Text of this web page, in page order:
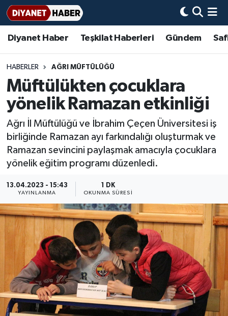
Diyanet Haber Teşkilat Haberleri Gündem
HABERLER AĞRI MÜFTÜLÜĞÜ
Müftülükten çocuklara
yönelik Ramazan etkinliği
Ağrı İl Müftülüğü ve İbrahim Çeçen Üniversitesi iş
birliğinde Ramazan ayı farkındalığı oluşturmak ve
Ramazan sevincini paylaşmak amacıyla çocuklara
yönelik eğitim programı düzenledi.
13.04.2023 - 15:43
YAYINLANMA
1 DK
OKUNMA SÜRESI
Diyanet Haber
Teşkilat Haberleri
Adana Müftülüğü
Adıyaman Müftülüğü
Afyonkarahisar Müftülüğü
Ağrı Müftülüğü
Aksaray Müftülüğü
Amasya Müftülüğü
Ankara Müftülüğü
Antalya Müftülüğü
Ardahan Müftülüğü
Artvin Müftülüğü
Aydın Müftülüğü
Gündem
#Keşfet
Bir Ayet
Bir Hikaye
Biyografiler
Dini kavramlar
Diyanet Bilgi
Diyanet Takvimi
Dualar
Hadislerle İslam
Kudüs
Kurban
Mukabele
Basında Bugün
DİYANET eKİTAP
Diyanet Dergi
Aile Dergisi
Aylık Dergi
TDV
Hutbeler
DİYANET AKADEMİ
DİYANET GENÇLİK
İmam Hatip Okulları
Başmakale
Hadis-i Şerifler
Hayat Okumaları
Nöbetçi Eczaneler
Hava Durumu
Ankara Namaz Vakitleri
Trafik Durumu
Süper Lig Puan Durumu ve Fikstür
Tüm Manşetler
Son Dakika Haberleri
Haber Arşivi